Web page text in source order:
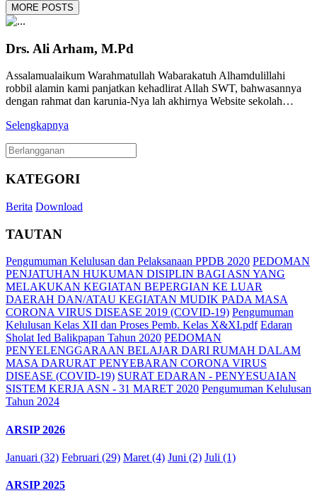
MORE POSTS
Drs. Ali Arham, M.Pd
Assalamualaikum Warahmatullah Wabarakatuh Alhamdulillahi
robbil alamin kami panjatkan kehadlirat Allah SWT, bahwasannya
dengan rahmat dan karunia-Nya lah akhirnya Website sekolah…
Selengkapnya
KATEGORI
Berita Download
TAUTAN
Pengumuman Kelulusan dan Pelaksanaan PPDB 2020 PEDOMAN
PENJATUHAN HUKUMAN DISIPLIN BAGI ASN YANG
MELAKUKAN KEGIATAN BEPERGIAN KE LUAR
DAERAH DAN/ATAU KEGIATAN MUDIK PADA MASA
CORONA VIRUS DISEASE 2019 (COVID-19) Pengumuman
Kelulusan Kelas XII dan Proses Pemb. Kelas X&XI.pdf Edaran
Sholat Ied Balikpapan Tahun 2020 PEDOMAN
PENYELENGGARAAN BELAJAR DARI RUMAH DALAM
MASA DARURAT PENYEBARAN CORONA VIRUS
DISEASE (COVID-19) SURAT EDARAN - PENYESUAIAN
SISTEM KERJA ASN - 31 MARET 2020 Pengumuman Kelulusan
Tahun 2024
ARSIP 2026
Januari (32) Februari (29) Maret (4) Juni (2) Juli (1)
ARSIP 2025